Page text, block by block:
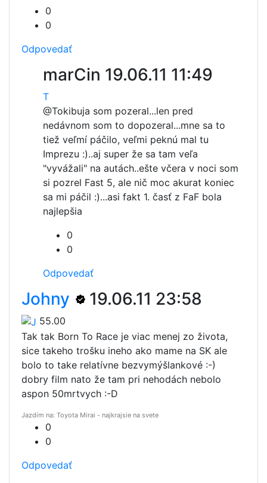
0
0
Odpovedať
marCin 19.06.11 11:49
T
@Tokibuja som pozeral...len pred
nedávnom som to dopozeral...mne sa to
tiež veľmí páčilo, veľmi peknú mal tu
Imprezu :)..aj super že sa tam veľa
"vyvážali" na autách..ešte včera v noci som
si pozrel Fast 5, ale nič moc akurat koniec
sa mi páčil :)...asi fakt 1. časť z FaF bola
najlepšia
0
0
Odpovedať
Johny 19.06.11 23:58
55.00
Tak tak Born To Race je viac menej zo života,
sice takeho trošku ineho ako mame na SK ale
bolo to take relatívne bezvymýšlankové :-)
dobry film nato že tam pri nehodách nebolo
aspon 50mrtvych :-D
Jazdím na: Toyota Mirai - najkrajsie na svete
0
0
Odpovedať